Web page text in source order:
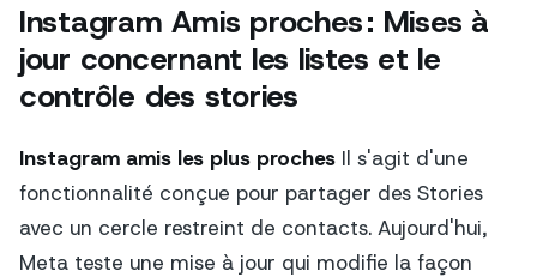
Instagram Amis proches : Mises à
jour concernant les listes et le
contrôle des stories
Instagram amis les plus proches Il s'agit d'une
fonctionnalité conçue pour partager des Stories
avec un cercle restreint de contacts. Aujourd'hui,
Meta teste une mise à jour qui modifie la façon